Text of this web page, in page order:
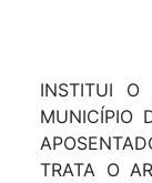
INSTITUI O
MUNICÍPIO
TRATA O